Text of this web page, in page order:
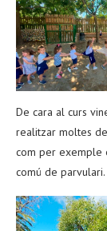
De cara al curs
realitzar moltes
com per exemple
comú de parvulari.